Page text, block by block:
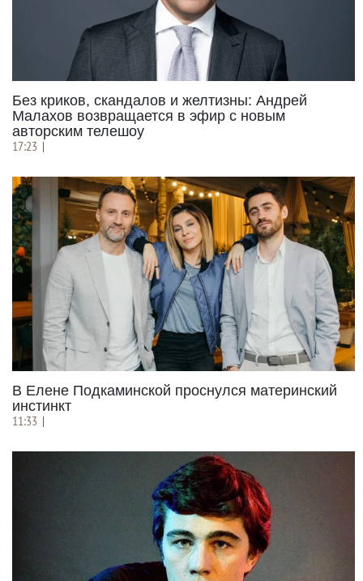
Без криков, скандалов и желтизны: Андрей
Малахов возвращается в эфир с новым
авторским телешоу
17:23 |
В Елене Подкаминской проснулся материнский
инстинкт
11:33 |